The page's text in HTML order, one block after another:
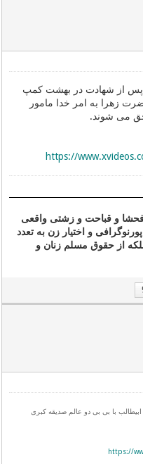
لبنان پس از شهادت در بهشت کمپ
زهرا به امر خدا مامور
می شوند.
https://
فحشا و قباحت و زشتی واقعی
و اختیار زن به تعدد
از حقوق مسلم زنان و
با بی بی دو عالم صدیقه کبری
https://